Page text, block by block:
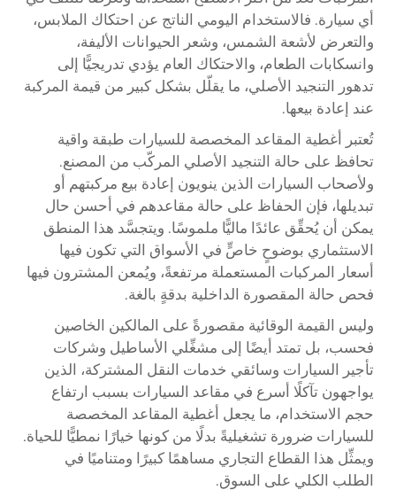
أي سيارة. فالاستخدام اليومي الناتج عن احتكاك الملابس،
والتعرض لأشعة الشمس، وشعر الحيوانات الأليفة،
وانسكابات الطعام، والاحتكاك العام يؤدي تدريجيًّا إلى
تدهور التنجيد الأصلي، ما يقلّل بشكل كبير من قيمة المركبة
عند إعادة بيعها.
تُعتبر أغطية المقاعد المخصصة للسيارات طبقة واقية
تحافظ على حالة التنجيد الأصلي المركّب من المصنع.
ولأصحاب السيارات الذين ينويون إعادة بيع مركبتهم أو
تبديلها، فإن الحفاظ على حالة مقاعدهم في أحسن حال
يمكن أن يُحقِّق عائدًا ماليًّا ملموسًا. ويتجسَّد هذا المنطق
الاستثماري بوضوحٍ خاصٍّ في الأسواق التي تكون فيها
أسعار المركبات المستعملة مرتفعةً، ويُمعن المشترون فيها
فحص حالة المقصورة الداخلية بدقةٍ بالغة.
وليس القيمة الوقائية مقصورةً على المالكين الخاصين
فحسب، بل تمتد أيضًا إلى مشغِّلي الأساطيل وشركات
تأجير السيارات وسائقي خدمات النقل المشتركة، الذين
يواجهون تآكلًا أسرع في مقاعد السيارات بسبب ارتفاع
حجم الاستخدام، ما يجعل أغطية المقاعد المخصصة
للسيارات ضرورة تشغيليةً بدلًا من كونها خيارًا نمطيًّا للحياة.
ويمثِّل هذا القطاع التجاري مساهمًا كبيرًا ومتناميًا في
الطلب الكلي على السوق.